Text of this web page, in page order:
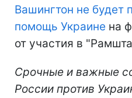
Вашингтон не будет
помощь Украине на
от участия в
Срочные и важные
России против